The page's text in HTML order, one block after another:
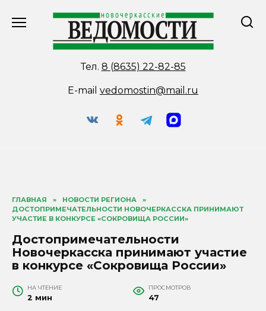
Тел. 8 (8635) 22-82-85
E-mail vedomostin@mail.ru
ГЛАВНАЯ » НОВОСТИ РЕГИОНА
»
ДОСТОПРИМЕЧАТЕЛЬНОСТИ НОВОЧЕРКАССКА ПРИНИМАЮТ
УЧАСТИЕ В КОНКУРСЕ «СОКРОВИЩА РОССИИ»
Достопримечательности
Новочеркасска принимают участие
в конкурсе «Сокровища России»
НА ЧТЕНИЕ
2 мин
ПРОСМОТРОВ
47